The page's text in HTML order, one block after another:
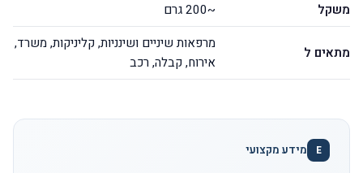
משקל
~200 גרם
מתאים ל
מרפאות שיניים ושינניות, קליניקות, משרד,
אירוח, קבלה, רכב
E מידע מקצועי